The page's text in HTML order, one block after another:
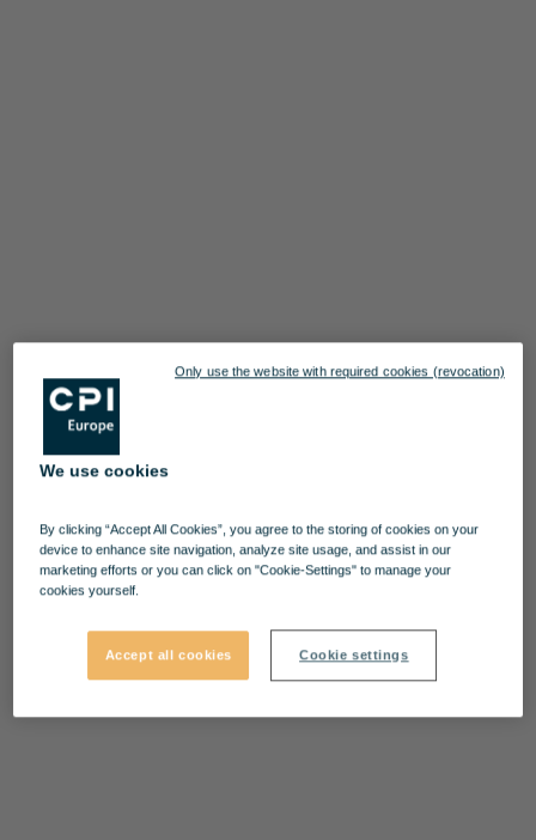
We use cookies
By clicking “Accept All Cookies”, you agree to the storing of cookies on your
device to enhance site navigation, analyze site usage, and assist in our
marketing efforts or you can click on "Cookie-Settings" to manage your
cookies yourself.
Accept all cookies Cookie settings
Only use the website with required cookies (revocation)